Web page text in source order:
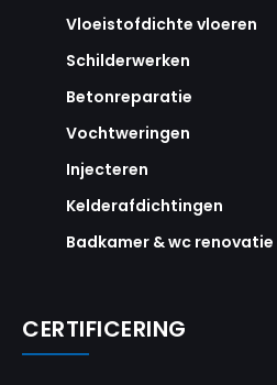
Vloeistofdichte vloeren
Schilderwerken
Betonreparatie
Vochtweringen
Injecteren
Kelderafdichtingen
Badkamer & wc renovatie
CERTIFICERING